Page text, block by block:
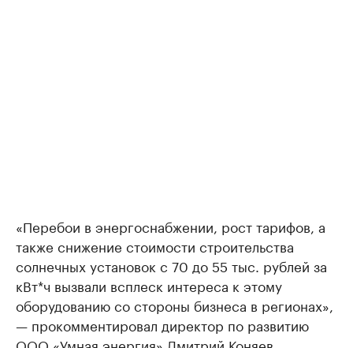
«Перебои в энергоснабжении, рост тарифов, а
также снижение стоимости строительства
солнечных установок с 70 до 55 тыс. рублей за
кВт*ч вызвали всплеск интереса к этому
оборудованию со стороны бизнеса в регионах»,
— прокомментировал директор по развитию